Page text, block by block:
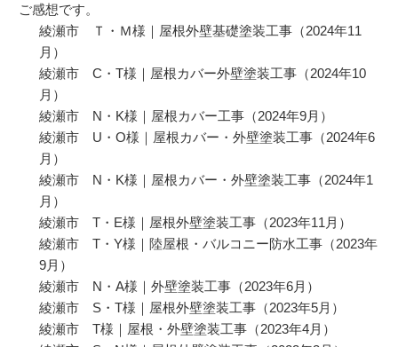
ご感想です。
綾瀬市 Ｔ・Ｍ様｜屋根外壁基礎塗装工事 （2024年11
月）
綾瀬市 C・T様｜屋根カバー外壁塗装工事 （2024年10
月）
綾瀬市 N・K様｜屋根カバー工事 （2024年9月）
綾瀬市 U・O様｜屋根カバー・外壁塗装工事 （2024年6
月）
綾瀬市 N・K様｜屋根カバー・外壁塗装工事 （2024年1
月）
綾瀬市 T・E様｜屋根外壁塗装工事 （2023年11月）
綾瀬市 T・Y様｜陸屋根・バルコニー防水工事 （2023年
9月）
綾瀬市 N・A様｜外壁塗装工事 （2023年6月）
綾瀬市 S・T様｜屋根外壁塗装工事 （2023年5月）
綾瀬市 T様｜屋根・外壁塗装工事 （2023年4月）